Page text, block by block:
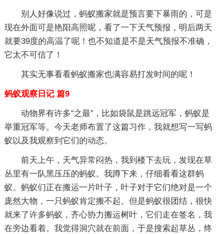
别人好像说过，蚂蚁搬家就是预言要下暴雨的，可是
现在外面可是艳阳高照呢，看了一下天气预报，明后两天
就要39度的高温了呢！也不知道是不是天气预报不准确，
它太不可信了！
其实无事看看蚂蚁搬家也满容易打发时间的呢！
蚂蚁观察日记 篇9
动物界有许多“之最”，比如袋鼠是跳远冠军，蚂蚁是
举重冠军等。今天老师布置了这篇习作，我就想写一写蚂
蚁以及我观察到它们的动态。
前天上午，天气异常闷热，我到楼下去玩，发现在草
丛里有一队黑压压的蚂蚁。我蹲下来，仔细看看这群蚂
蚁。蚂蚁们正在搬运一片叶子，叶子对于它们绝对是一个
庞然大物，一只蚂蚁肯定搬不起。但是蚂蚁很团结，很快
就来了许多蚂蚁，齐心协力搬运树叶，它们走在签名，我
在旁边看着。我觉得洞穴就在前面，于是搜索起草丛，终